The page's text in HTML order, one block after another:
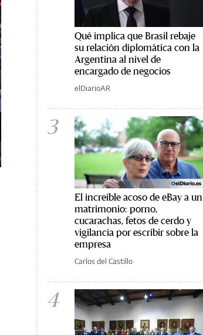
Qué implica que Brasil rebaje
su relación diplomática con la
Argentina al nivel de
encargado de negocios
elDiarioAR
3
El increíble acoso de eBay a un
matrimonio: porno,
cucarachas, fetos de cerdo y
vigilancia por escribir sobre la
empresa
Carlos del Castillo
4